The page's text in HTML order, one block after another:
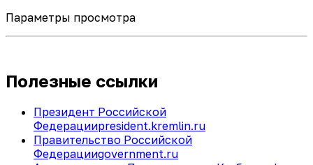
Параметры просмотра
Полезные ссылки
Президент Российской
Федерацииpresident.kremlin.ru
Правительство Российской
Федерацииgovernment.ru